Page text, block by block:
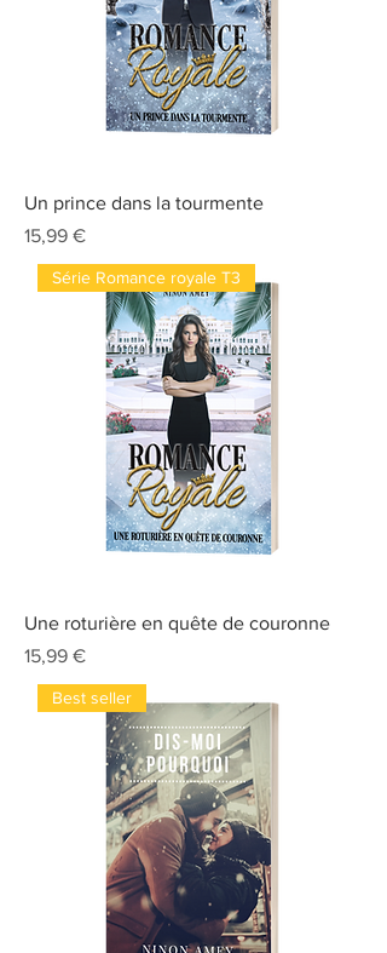
Un prince dans la tourmente
Prix
15,99 €
Série Romance royale T3
Une roturière en quête de couronne
Prix
15,99 €
Best seller